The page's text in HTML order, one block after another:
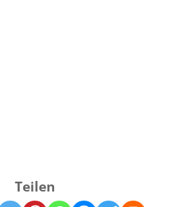
Teilen